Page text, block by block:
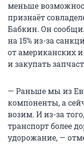
меньше
признаёт
Бабкин. Он
на 15%из-за
от американских
и закупать
— Раньше мы из
компоненты, а
возим. И из-за
транспорт более
удорожание, —